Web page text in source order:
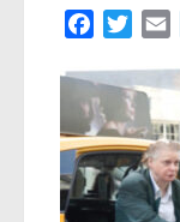
Facebook